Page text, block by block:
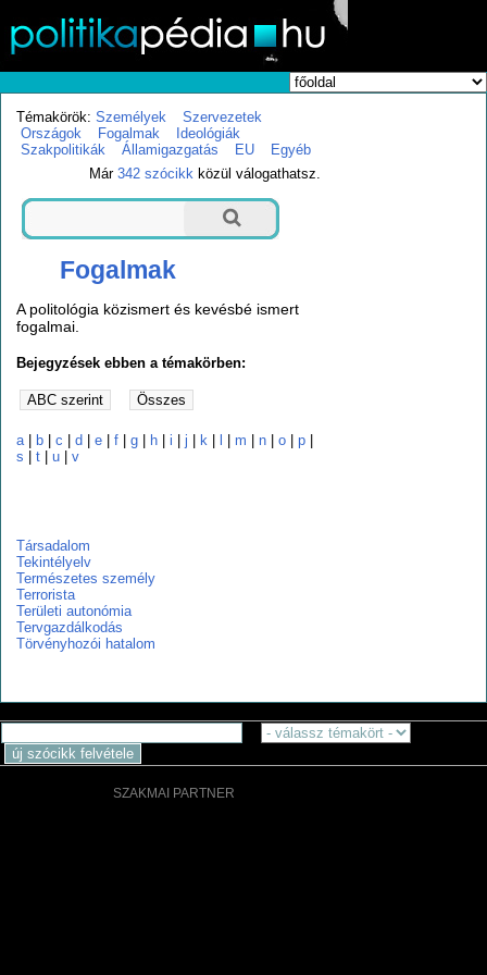
Témakörök: Személyek
Szervezetek
Országok
Fogalmak
Ideológiák
Szakpolitikák
Államigazgatás EU
Egyéb
Már342 szócikk közül válogathatsz.
Fogalmak
A politológia közismert és kevésbé ismert
fogalmai.
Bejegyzések ebben a témakörben:
a b |c |d |e |f |g h |i |j k |m |n |o |p
s |t |u |v
Társadalom
Tekintélyelv
Természetes személy
Terrorista
Területi autonómia
Tervgazdálkodás
Törvényhozói hatalom
SZAKMAI PARTNER